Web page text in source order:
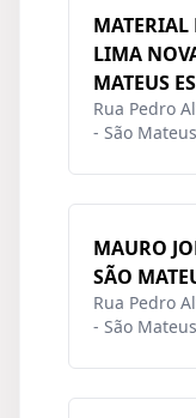
MATERIAL
LIMA
MATEUS ES
Rua Pedro
- São
MAURO
SÃO
Rua Pedro
- São